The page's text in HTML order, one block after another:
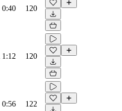
0:40 120
1:12 120
0:56 122